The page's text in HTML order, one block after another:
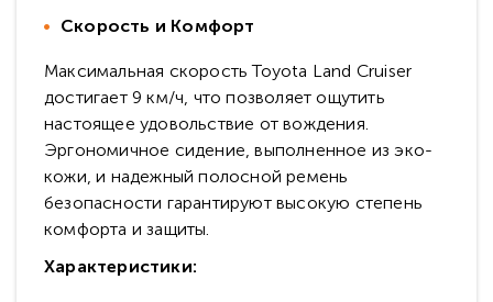
Скорость и Комфорт
Максимальная скорость Toyota Land Cruiser
достигает 9 км/ч, что позволяет ощутить
настоящее удовольствие от вождения.
Эргономичное сидение, выполненное из эко-
кожи, и надежный полосной ремень
безопасности гарантируют высокую степень
комфорта и защиты.
Характеристики: